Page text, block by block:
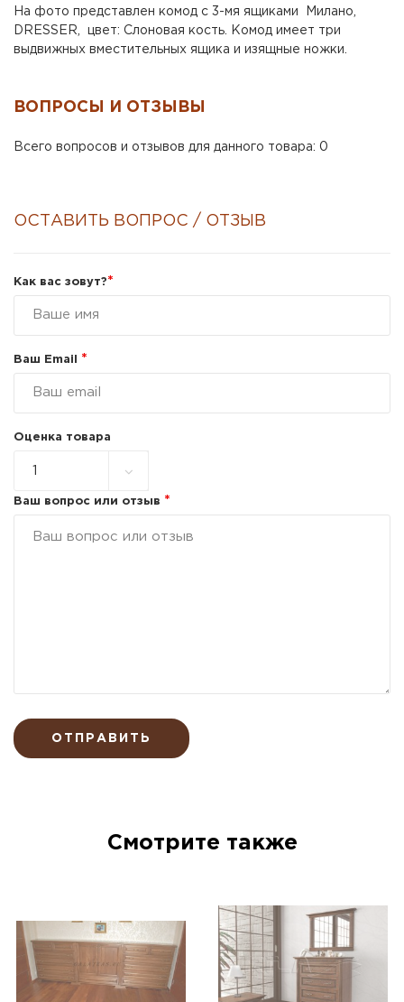
На фото представлен комод с 3-мя ящиками Милано,
DRESSER, цвет: Слоновая кость. Комод имеет три
выдвижных вместительных ящика и изящные ножки.
ВОПРОСЫ И ОТЗЫВЫ
Всего вопросов и отзывов для данного товара: 0
ОСТАВИТЬ ВОПРОС / ОТЗЫВ
Как вас зовут?*
Ваш Email *
Оценка товара
Ваш вопрос или отзыв *
ОТПРАВИТЬ
Смотрите также